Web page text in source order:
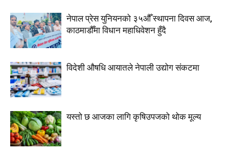
नेपाल प्रेस युनियनको ३५औँ स्थापना दिवस आज,
काठमाडौँमा विधान महाधिवेशन हुँदै
विदेशी औषधि आयातले नेपाली उद्योग संकटमा
यस्तो छ आजका लागि कृषिउपजको थोक मूल्य